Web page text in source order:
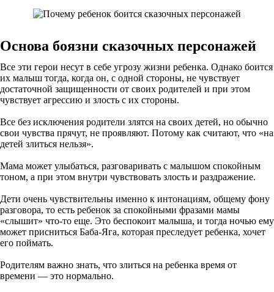
Основа боязни сказочных персонажей
Все эти герои несут в себе угрозу жизни ребенка. Однако боится
их малыш тогда, когда он, с одной стороны, не чувствует
достаточной защищенности от своих родителей и при этом
чувствует агрессию и злость с их стороны.
Все без исключения родители злятся на своих детей, но обычно
свои чувства прячут, не проявляют. Потому как считают, что «на
детей злиться нельзя».
Мама может улыбаться, разговаривать с малышом спокойным
тоном, а при этом внутри чувствовать злость и раздражение.
Дети очень чувствительны именно к интонациям, общему фону
разговора, то есть ребенок за спокойными фразами мамы
«слышит» что-то еще. Это беспокоит малыша, и тогда ночью ему
может присниться Баба-Яга, которая преследует ребенка, хочет
его поймать.
Родителям важно знать, что злиться на ребенка время от
времени — это нормально.